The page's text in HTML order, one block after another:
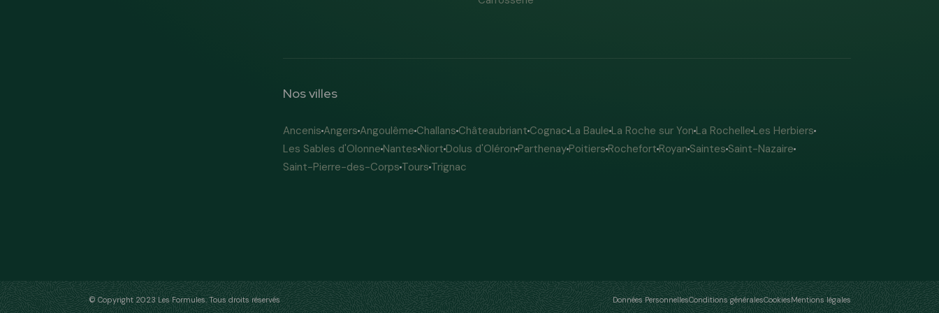
Nos villes
AncenisAngersAngoulêmeChallansChâteaubriantCognacLa BauleLa Roche sur YonLa RochelleLes Herbiers
Les Sables d'OlonneNantesNiortDolus d'OléronParthenayPoitiersRochefortRoyanSaintesSaint-Nazaire
Saint-Pierre-des-CorpsToursTrignac
© Copyright 2023 Les Formules. Tous droits réservés Données PersonnellesConditions généralesCookiesMentions légales